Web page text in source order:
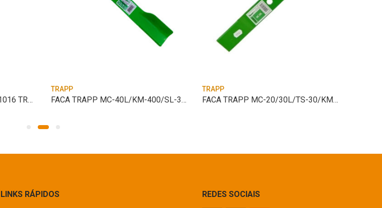
CULTIVADOR ROTATIVO FJ-1016 TRAPP
TRAPP
FACA TRAPP MC-40L/KM-400/SL-350/KM350
TRAPP
FACA TRAPP MC-20/30L/TS-30/KM-300
LINKS RÁPIDOS REDES SOCIAIS